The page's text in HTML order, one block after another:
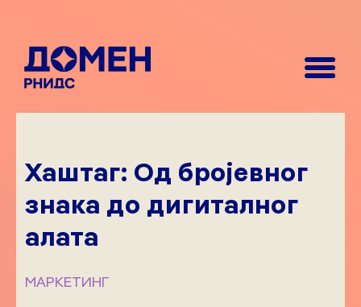
Хаштаг: Од бројевног
знака до дигиталног
алата
МАРКЕТИНГ